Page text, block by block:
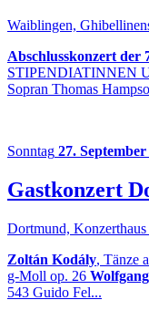
Waiblingen,
Abschlusskonzert der
STIPENDIATINNEN
Sopran Thomas
Sonntag 27. September
Gastkonzert
Dortmund,
Zoltán Kodály, Tänze
g-Moll op. 26
543 Guido Fel...